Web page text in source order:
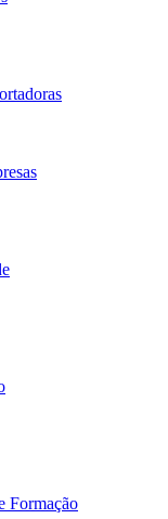
Formação